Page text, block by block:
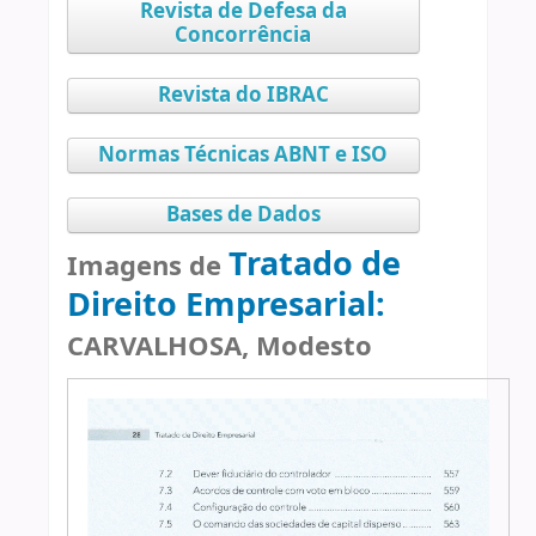
Revista de Defesa da
Concorrência
Revista do IBRAC
Normas Técnicas ABNT e ISO
Bases de Dados
Imagens de Tratado de
Direito Empresarial:
CARVALHOSA, Modesto